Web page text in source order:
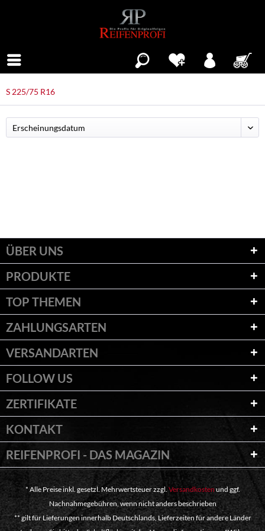
S 225/75 R16
ÜBER UNS
PRODUKTE
TOP THEMEN
ZAHLUNGSARTEN
VERSANDARTEN
FOLLOW US
ZERTIFIKATE
KONTAKT
REIFENPROFI - DAS MAGAZIN
* Alle Preise inkl. gesetzl. Mehrwertsteuer zzgl.Versandkosten und ggf.
Nachnahmegebühren, wenn nicht anders beschrieben
** gilt für Lieferungen innerhalb Deutschlands, Lieferzeiten für andere Länder